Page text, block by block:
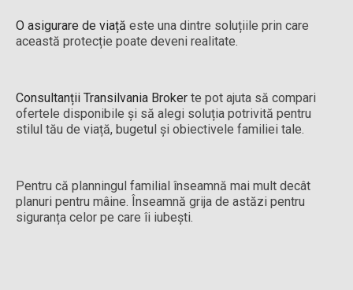
O asigurare de viață este una dintre soluțiile prin care
această protecție poate deveni realitate.
Consultanții Transilvania Broker te pot ajuta să compari
ofertele disponibile și să alegi soluția potrivită pentru
stilul tău de viață, bugetul și obiectivele familiei tale.
Pentru că planningul familial înseamnă mai mult decât
planuri pentru mâine. Înseamnă grija de astăzi pentru
siguranța celor pe care îi iubești.